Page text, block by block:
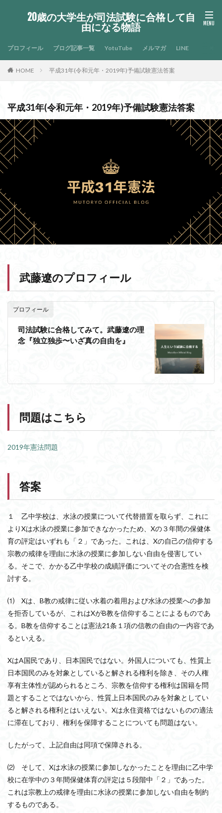
20歳の大学生が司法試験に合格して自
由になる物語
プロフィール ブログ記事一覧 YotuTube メルマガ LINE
HOME 平成31年(令和元年・2019年)予備試験憲法答案
平成31年(令和元年・2019年)予備試験憲法答案
武藤遼のプロフィール
プロフィール
司法試験に合格してみて。武藤遼の理
念『独立独歩〜いざ真の自由を』
問題はこちら
2019年憲法問題
答案
１ 乙中学校は、水泳の授業について代替措置を取らず、これに
よりXは水泳の授業に参加できなかったため、Xの３年間の保健体
育の評定はいずれも「２」であった。これは、Xの自己の信仰する
宗教の戒律を理由に水泳の授業に参加しない自由を侵害してい
る。そこで、かかる乙中学校の成績評価についてその合憲性を検
討する。
⑴ Xは、B教の戒律に従い水着の着用および水泳の授業への参加
を拒否しているが、これはXがB教を信仰することによるものであ
る。B教を信仰することは憲法21条１項の信教の自由の一内容であ
るといえる。
XはA国民であり、日本国民ではない。外国人についても、性質上
日本国民のみを対象としていると解される権利を除き、その人権
享有主体性が認められるところ、宗教を信仰する権利は国籍を問
題とすることではないから、性質上日本国民のみを対象としてい
ると解される権利とはいえない。Xは永住資格ではないものの適法
に滞在しており、権利を保障することについても問題はない。
したがって、上記自由は同項で保障される。
⑵ そして、Xは水泳の授業に参加しなかったことを理由に乙中学
校に在学中の３年間保健体育の評定は５段階中「２」であった。
これは宗教上の戒律を理由に水泳の授業に参加しない自由を制約
するものである。